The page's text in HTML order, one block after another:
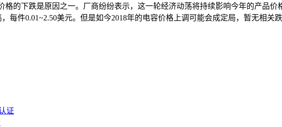
格的下跌是原因之一。厂商纷纷表示，这一轮经济动荡将持续影响今年的产品
每件0.01~2.50美元。但是如今2018年的电容价格上调可能会成定局，暂无相关
证